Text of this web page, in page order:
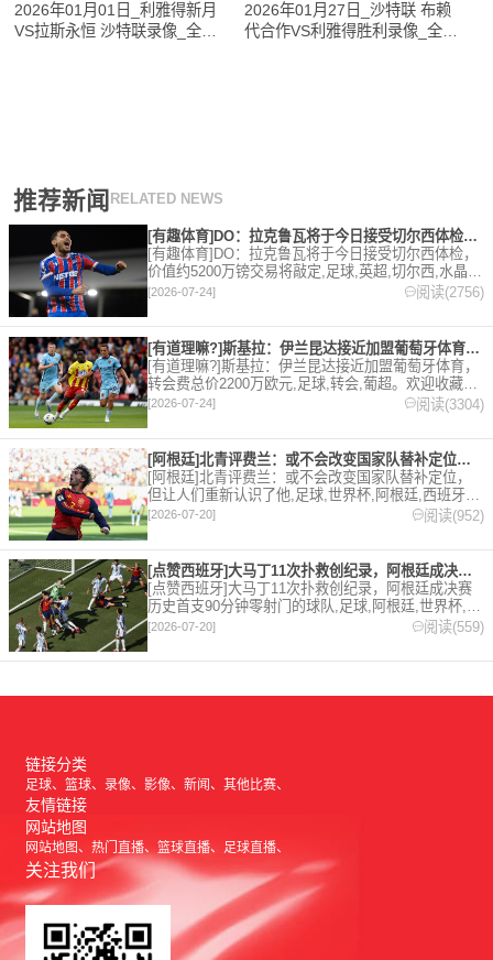
2026年01月01日_利雅得新月
VS拉斯永恒 沙特联录像_全场
2026年01月27日_沙特联 布赖
代合作VS利雅得胜利录像_全场
推荐新闻 RELATED NEWS
[有趣体育]DO：拉克鲁瓦将于今日接受切尔西体检，价值约52
[有趣体育]DO：拉克鲁瓦将于今日接受切尔西体检，
价值约5200万镑交易将敲定,足球,英超,切尔西,水晶
宫,转会。欢迎收藏本站，24小时为你更新最新的足
[2026-07-24] 阅读(2756)
[有道理嘛?]斯基拉：伊兰昆达接近加盟葡萄牙体育，转会费总价
[有道理嘛?]斯基拉：伊兰昆达接近加盟葡萄牙体育，
转会费总价2200万欧元,足球,转会,葡超。欢迎收藏本
站，24小时为你更新最新的足球，篮球体育资讯。
[2026-07-24] 阅读(3304)
[阿根廷]北青评费兰：或不会改变国家队替补定位，但让人们重新
[阿根廷]北青评费兰：或不会改变国家队替补定位，
但让人们重新认识了他,足球,世界杯,阿根廷,西班牙。
欢迎收藏本站，24小时为你更新最新的足球，篮球体
育资讯。
[2026-07-20] 阅读(952)
[点赞西班牙]大马丁11次扑救创纪录，阿根廷成决赛历史首支9
[点赞西班牙]大马丁11次扑救创纪录，阿根廷成决赛
历史首支90分钟零射门的球队,足球,阿根廷,世界杯,西
班牙,点赞西班牙,点赞阿根廷,西甲,英超,阿斯顿维
拉。欢迎收藏本站，24小时为你更新最新的足球，篮
球体育资讯。
[2026-07-20] 阅读(559)
链接分类
足球 篮球 录像 影像 新闻 其他比赛
友情链接
网站地图
网站地图 热门直播 篮球直播 足球直播
关注我们